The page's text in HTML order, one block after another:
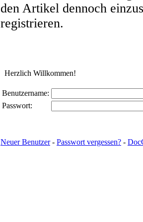
den Artikel dennoch
registrieren.
Herzlich Willkommen!
Benutzername:
Passwort:
Neuer Benutzer- Passwort vergessen? -